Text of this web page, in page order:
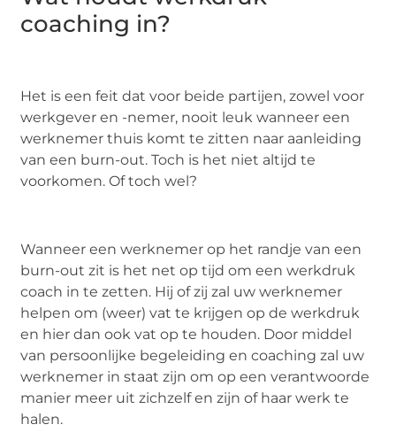
coaching in?
Het is een feit dat voor beide partijen, zowel voor
werkgever en -nemer, nooit leuk wanneer een
werknemer thuis komt te zitten naar aanleiding
van een burn-out. Toch is het niet altijd te
voorkomen. Of toch wel?
Wanneer een werknemer op het randje van een
burn-out zit is het net op tijd om een werkdruk
coach in te zetten. Hij of zij zal uw werknemer
helpen om (weer) vat te krijgen op de werkdruk
en hier dan ook vat op te houden. Door middel
van persoonlijke begeleiding en coaching zal uw
werknemer in staat zijn om op een verantwoorde
manier meer uit zichzelf en zijn of haar werk te
halen.